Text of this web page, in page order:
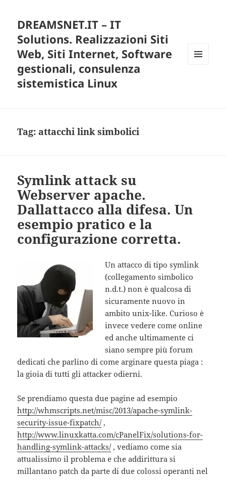
DREAMSNET.IT – IT
Solutions. Realizzazioni Siti
Web, Siti Internet, Software
gestionali, consulenza
sistemistica Linux
Tag: attacchi link simbolici
Symlink attack su
Webserver apache.
Dallattacco alla difesa. Un
esempio pratico e la
configurazione corretta.
Un attacco di tipo symlink
(collegamento simbolico
n.d.t.) non è qualcosa di
sicuramente nuovo in
ambito unix-like. Curioso è
invece vedere come online
ed anche ultimamente ci
siano sempre più forum
dedicati che parlino di come arginare questa piaga :
la gioia di tutti gli attacker odierni.
Se prendiamo questa due pagine ad esempio
http://whmscripts.net/misc/2013/apache-symlink-
security-issue-fixpatch/,
http://www.linuxkatta.com/cPanelFix/solutions-for-
handling-symlink-attacks/, vediamo come sia
attualissimo il problema e che addirittura si
millantano patch da parte di due colossi operanti nel